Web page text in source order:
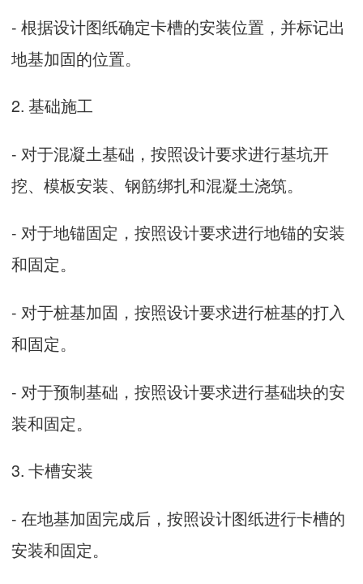
- 根据设计图纸确定卡槽的安装位置，并标记出
地基加固的位置。
2. 基础施工
- 对于混凝土基础，按照设计要求进行基坑开
挖、模板安装、钢筋绑扎和混凝土浇筑。
- 对于地锚固定，按照设计要求进行地锚的安装
和固定。
- 对于桩基加固，按照设计要求进行桩基的打入
和固定。
- 对于预制基础，按照设计要求进行基础块的安
装和固定。
3. 卡槽安装
- 在地基加固完成后，按照设计图纸进行卡槽的
安装和固定。